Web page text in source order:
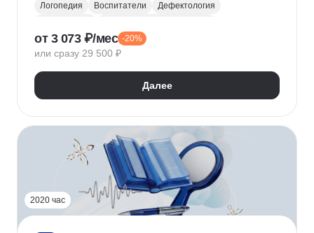
Логопедия Воспитатели
Дефектология
Коррекционно-развивающее образование (КРО)
Компенсирующее образование
Общая педагогика
от 3 073 ₽/мес -20%
или сразу 29 500 ₽
Далее
2020 час